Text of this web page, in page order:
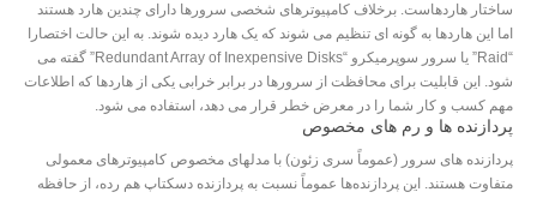
ساختار هاردهاست. برخلاف کامپیوترهای شخصی سرورها دارای چندین هارد هستند
اما این هاردها به گونه ای تنظیم می شوند که یک هارد دیده شوند. به این حالت اختصارا
“Raid” یا سرور سوپرمیکرو “Redundant Array of Inexpensive Disks” گفته می
شود. این قابلیت برای محافظت از سرورها در برابر خرابی یکی از هاردها که اطلاعات
مهم کسب و کار شما را در معرض خطر قرار می دهد، استفاده می شود.
پردازنده ها و رم های مخصوص
پردازنده های سرور (عموماً سری زئون) با مدلهای مخصوص کامپیوترهای معمولی
متفاوت هستند. این پردازنده‌ها عموماً نسبت به پردازنده دسکتاپ هم رده، از حافظه